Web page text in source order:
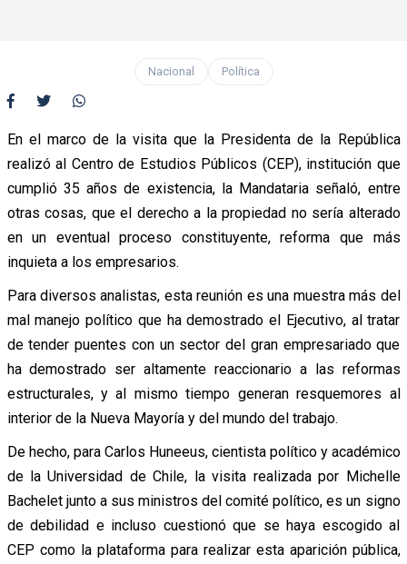
Nacional Política
En el marco de la visita que la Presidenta de la República
realizó al Centro de Estudios Públicos (CEP), institución que
cumplió 35 años de existencia, la Mandataria señaló, entre
otras cosas, que el derecho a la propiedad no sería alterado
en un eventual proceso constituyente, reforma que más
inquieta a los empresarios.
Para diversos analistas, esta reunión es una muestra más del
mal manejo político que ha demostrado el Ejecutivo, al tratar
de tender puentes con un sector del gran empresariado que
ha demostrado ser altamente reaccionario a las reformas
estructurales, y al mismo tiempo generan resquemores al
interior de la Nueva Mayoría y del mundo del trabajo.
De hecho, para Carlos Huneeus, cientista político y académico
de la Universidad de Chile, la visita realizada por Michelle
Bachelet junto a sus ministros del comité político, es un signo
de debilidad e incluso cuestionó que se haya escogido al
CEP como la plataforma para realizar esta aparición pública,